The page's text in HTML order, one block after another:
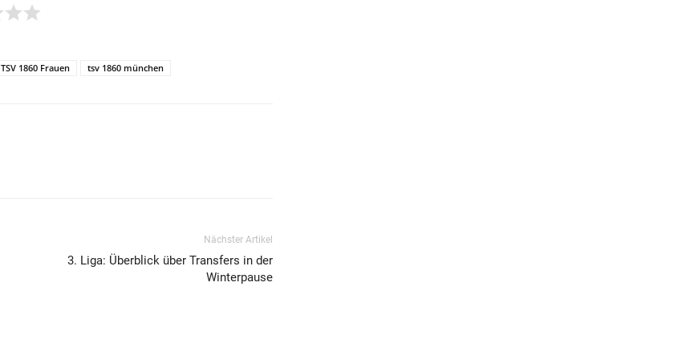
TSV 1860 Frauen tsv 1860 münchen
Nächster Artikel
3. Liga: Überblick über Transfers in der
Winterpause